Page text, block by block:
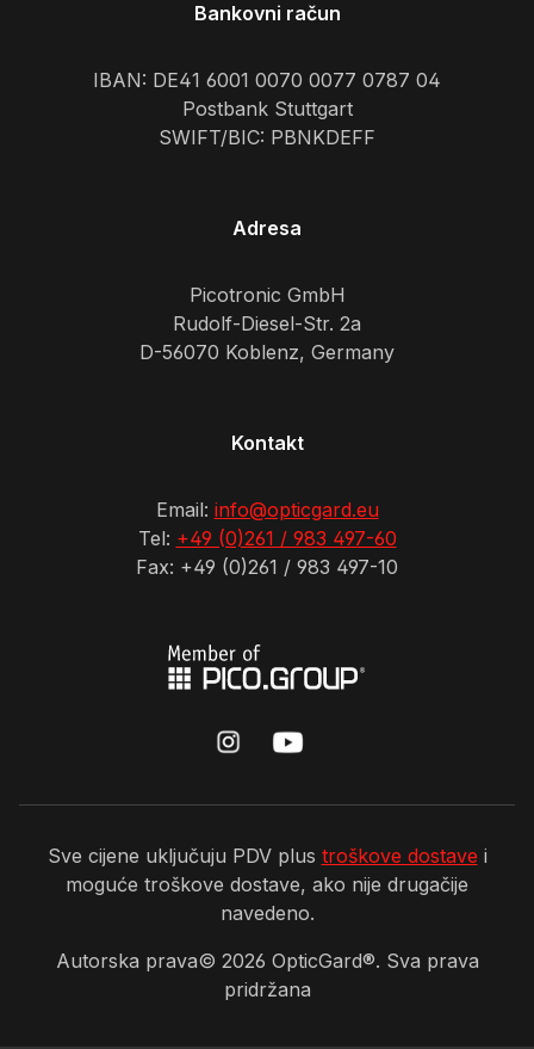
Bankovni račun
IBAN: DE41 6001 0070 0077 0787 04
Postbank Stuttgart
SWIFT/BIC: PBNKDEFF
Adresa
Picotronic GmbH
Rudolf-Diesel-Str. 2a
D-56070 Koblenz, Germany
Kontakt
Email: info@opticgard.eu
Tel: +49 (0)261 / 983 497-60
Fax: +49 (0)261 / 983 497-10
Sve cijene uključuju PDV plus troškove dostave i
moguće troškove dostave, ako nije drugačije
navedeno.
Autorska prava© 2026 OpticGard®. Sva prava
pridržana